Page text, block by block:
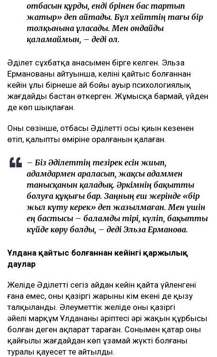
отбасын құрды, енді бәрінен бас тартып
жатыр» деп айтады. Бұл хейттің тағы бір
толқынына ұласады. Мен ондайды
қаламаймын, – деді ол.
Әділет сұхбатқа анасымен бірге келген. Эльза
Ерманованың айтуынша, келіні қайтыс болғаннан
кейін ұлы бірнеше ай бойы ауыр психологиялық
жағдайды бастан өткерген. Жұмысқа бармай, үйден
де көп шықпаған.
Оның сөзінше, отбасы Әділеттің осы қиын кезеңнен
өтіп, қалыпты өміріне оралғанын қалаған.
– Біз Әділеттің тезірек есін жиып,
адамдармен араласып, жақсы адаммен
танысқанын қаладық. Әркімнің бақытты
болуға құқығы бар. Заңның еш жерінде «бір
жыл күту керек» деп жазылмаған. Мен үшін
ең бастысы – баламды тірі, күліп, бақытты
күйде көру болды, – деді Эльза Ерманова.
Ұлдана қайтыс болғаннан кейінгі қаржылық
даулар
Желіде Әділеттің сегіз айдан кейін қайта үйленгені
ғана емес, оның қазіргі жарының кім екені де қызу
талқыланды. Әлеуметтік желіде оның қазіргі
әйелі марқұм Ұлдананың әріптесі әрі жақын құрбысы
болған деген ақпарат тараған. Сонымен қатар оның
қайғылы жағдайдан көп ұзамай жүкті болғаны
туралы қауесет те айтылды.